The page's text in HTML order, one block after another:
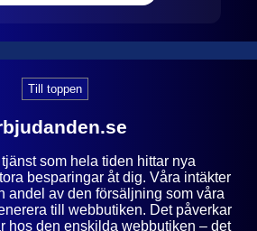
Till toppen
som hela tiden hittar nya
besparingar åt dig. Våra intäkter
andel av den försäljning som våra
till webbutiken. Det påverkar
hos den enskilda webbutiken – det